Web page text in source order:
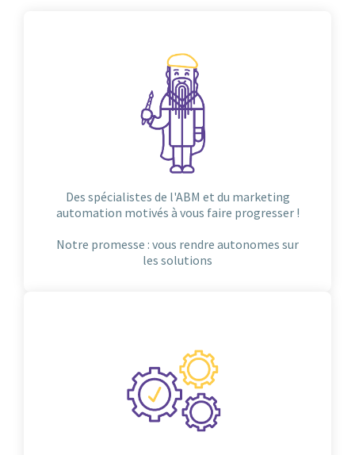
Des spécialistes de l'ABM et du marketing
automation motivés à vous faire progresser !
Notre promesse : vous rendre autonomes sur
les solutions